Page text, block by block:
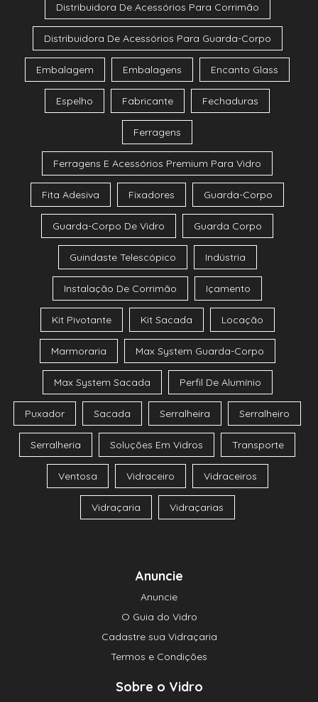
Distribuidora De Acessórios Para Corrimão
Distribuidora De Acessórios Para Guarda-Corpo
Embalagem Embalagens Encanto Glass
Espelho Fabricante Fechaduras
Ferragens
Ferragens E Acessórios Premium Para Vidro
Fita Adesiva Fixadores Guarda-Corpo
Guarda-Corpo De Vidro Guarda Corpo
Guindaste Telescópico Indústria
Instalação De Corrimão Içamento
Kit Pivotante Kit Sacada Locação
Marmoraria Max System Guarda-Corpo
Max System Sacada Perfil De Alumínio
Puxador Sacada Serralheira Serralheiro
Serralheria Soluções Em Vidros Transporte
Ventosa Vidraceiro Vidraceiros
Vidraçaria Vidraçarias
Anuncie
Anuncie
O Guia do Vidro
Cadastre sua Vidraçaria
Termos e Condições
Sobre o Vidro